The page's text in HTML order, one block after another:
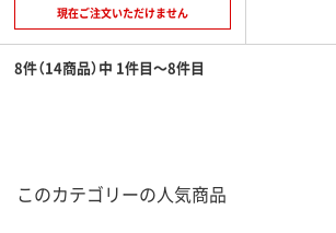
現在ご注文いただけません
8件（14商品）中 1件目～8件目
このカテゴリーの人気商品